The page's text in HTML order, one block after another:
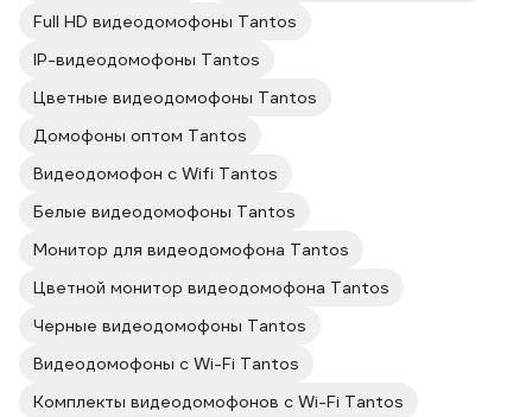
Full HD видеодомофоны Tantos
IP-видеодомофоны Tantos
Цветные видеодомофоны Tantos
Домофоны оптом Tantos
Видеодомофон с Wifi Tantos
Белые видеодомофоны Tantos
Монитор для видеодомофона Tantos
Цветной монитор видеодомофона Tantos
Черные видеодомофоны Tantos
Видеодомофоны с Wi-Fi Tantos
Комплекты видеодомофонов с Wi-Fi Tantos